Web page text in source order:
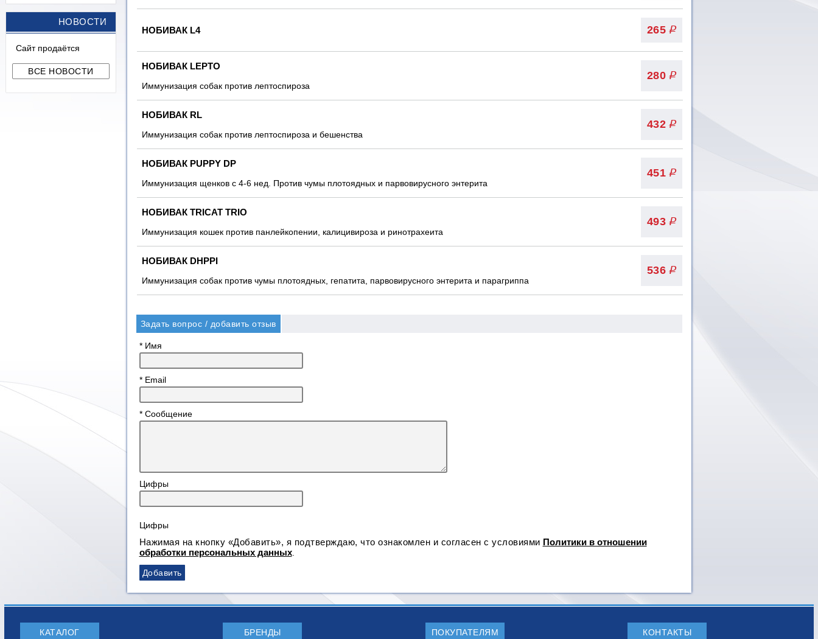
НОВОСТИ
Сайт продаётся
НОБИВАК L4 265 q
НОБИВАК LEPTO
Иммунизация собак против лептоспироза
280 q
НОБИВАК RL
Иммунизация собак против лептоспироза и бешенства
432 q
НОБИВАК PUPPY DР
Иммунизация щенков с 4-6 нед. Против чумы плотоядных и парвовирусного энтерита
451 q
НОБИВАК TRICAT TRIO
Иммунизация кошек против панлейкопении, калицивироза и ринотрахеита
493 q
НОБИВАК DHPPI
Иммунизация собак против чумы плотоядных, гепатита, парвовирусного энтерита и парагриппа
536 q
Задать вопрос / добавить отзыв
* Имя
* Email
* Сообщение
Цифры
Нажимая на кнопку «Добавить», я подтверждаю, что ознакомлен и согласен с условиями Политики в отношении
обработки персональных данных.
КАТАЛОГ БРЕНДЫ ПОКУПАТЕЛЯМ КОНТАКТЫ